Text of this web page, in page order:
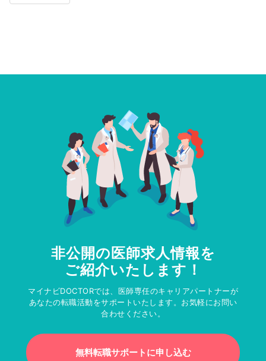
非公開の医師求人情報を
ご紹介いたします！
マイナビDOCTORでは、医師専任のキャリアパートナーが
あなたの転職活動をサポートいたします。お気軽にお問い
合わせください。
無料転職サポートに申し込む